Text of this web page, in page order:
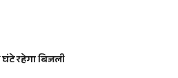
रहेगा बिजली